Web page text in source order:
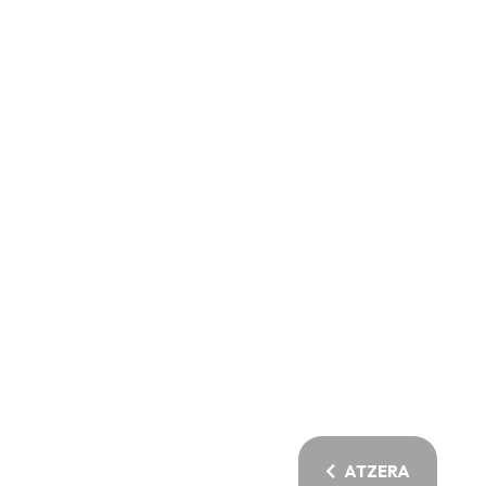
ATZERA